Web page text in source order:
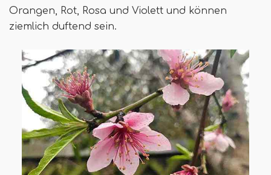
Orangen, Rot, Rosa und Violett und können
ziemlich duftend sein.